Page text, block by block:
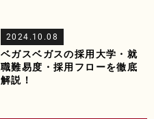
2024.10.08
ベガスベガスの採用大学・就
職難易度・採用フローを徹底
解説！